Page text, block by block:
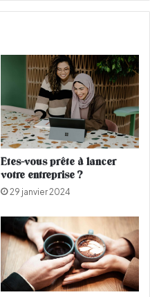
Etes-vous prête à lancer
votre entreprise ?
29 janvier 2024